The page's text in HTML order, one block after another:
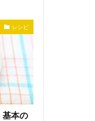
レシピ
基本の